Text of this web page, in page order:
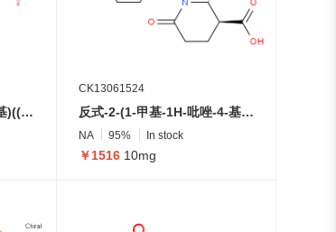
N-(4-((4-(甲氧基甲基)苯基)((2-((4-((3-甲基脲基)甲基)-2,5-二氧代咪唑烷-1-基)氨基)苯基)氨基)甲氧基)苯基)丙炔酰胺
CK13061524
反式-2-(1-甲基-1H-吡唑-4-基)-1-(4-甲基苄基)-6-氧代哌啶-3-羧酸
NA 95% In stock
￥1516 10mg